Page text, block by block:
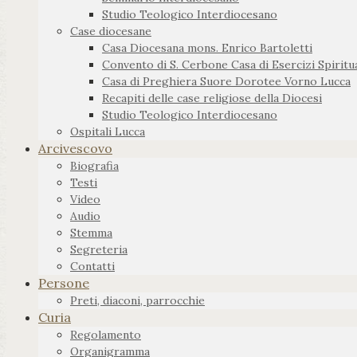
Studio Teologico Interdiocesano
Case diocesane
Casa Diocesana mons. Enrico Bartoletti
Convento di S. Cerbone Casa di Esercizi
Casa di Preghiera Suore Dorotee Vorno Lucca
Recapiti delle case religiose della Diocesi
Studio Teologico Interdiocesano
Ospitali Lucca
Arcivescovo
Biografia
Testi
Video
Audio
Stemma
Segreteria
Contatti
Persone
Preti, diaconi, parrocchie
Curia
Regolamento
Organigramma